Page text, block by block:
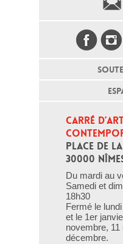
CARRÉ
PLACE DE
30000
Du mardi au
Samedi et
18h30
Fermé le lundi
et le 1er
novembre,
décembre.